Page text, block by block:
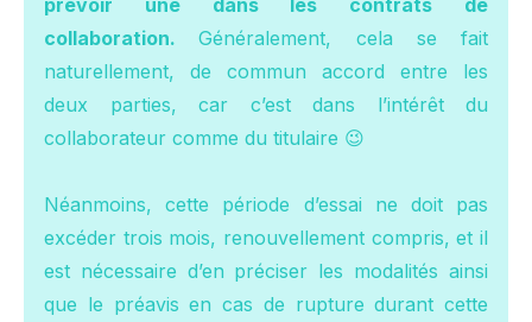
prévoir une dans les contrats de
collaboration.Généralement, cela se fait
naturellement, de commun accord entre les
deux parties, car c’est dans l’intérêt du
collaborateur comme du titulaire 😉
Néanmoins, cette période d’essai ne doit pas
excéder trois mois, renouvellement compris, et il
est nécessaire d’en préciser les modalités ainsi
que le préavis en cas de rupture durant cette